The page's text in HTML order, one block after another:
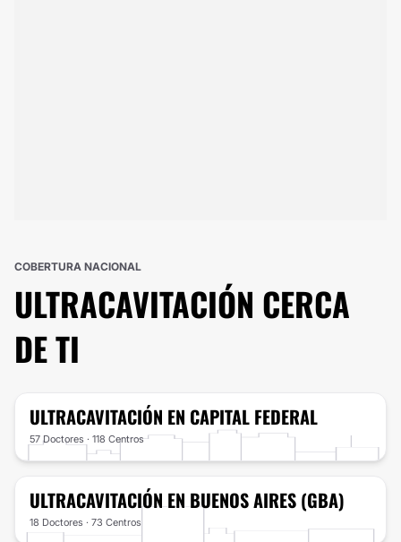
COBERTURA NACIONAL
ULTRACAVITACIÓN CERCA
DE TI
ULTRACAVITACIÓN EN CAPITAL FEDERAL
57 Doctores · 118 Centros
ULTRACAVITACIÓNEN BUENOS AIRES (GBA)
18 Doctores · 73 Centros